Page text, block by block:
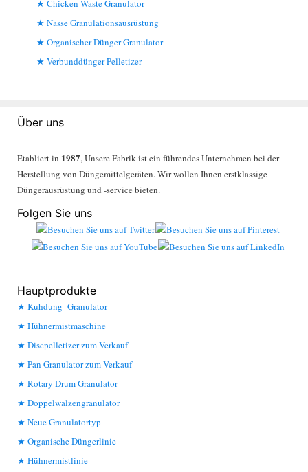
Chicken Waste Granulator
Nasse Granulationsausrüstung
Organischer Dünger Granulator
Verbunddünger Pelletizer
Über uns
Etabliert in 1987, Unsere Fabrik ist ein führendes Unternehmen bei der
Herstellung von Düngemittelgeräten. Wir wollen Ihnen erstklassige
Düngerausrüstung und -service bieten.
Folgen Sie uns
Hauptprodukte
Kuhdung -Granulator
Hühnermistmaschine
Discpelletizer zum Verkauf
Pan Granulator zum Verkauf
Rotary Drum Granulator
Doppelwalzengranulator
Neue Granulatortyp
Organische Düngerlinie
Hühnermistlinie